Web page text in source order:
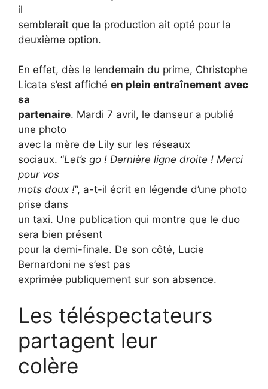
il
semblerait que la production ait opté pour la
deuxième option.
En effet, dès le lendemain du prime, Christophe
Licata s’est affiché en plein entraînement avec
sa
partenaire. Mardi 7 avril, le danseur a publié
une photo
avec la mère de Lily sur les réseaux
sociaux. “Let’s go ! Dernière ligne droite ! Merci
pour vos
mots doux !”, a-t-il écrit en légende d’une photo
prise dans
un taxi. Une publication qui montre que le duo
sera bien présent
pour la demi-finale. De son côté, Lucie
Bernardoni ne s’est pas
exprimée publiquement sur son absence.
Les téléspectateurs
partagent leur
colère